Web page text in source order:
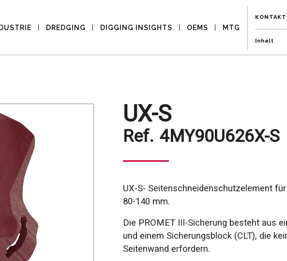
DREDGING DIGGING INSIGHTS OEMS MTG
KONTAKT
UX-S
Ref. 4MY90U626X-S
UX-S- Seitenschneidenschutzelement
80-140 mm.
Die PROMET III-Sicherung besteht aus
und einem Sicherungsblock (CLT), die
Seitenwand erfordern.